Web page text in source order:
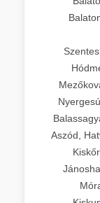
Aszód,